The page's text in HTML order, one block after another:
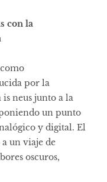
con la
por la
neus junto a la
un punto
y digital. El
un viaje de
oscuros,